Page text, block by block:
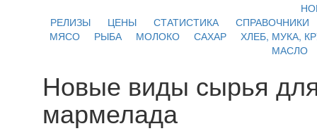
РЕЛИЗЫ
ЦЕНЫ СТАТИСТИКА
СПРАВОЧНИКИ
МЯСО
РЫБА МОЛОКО САХАР
ХЛЕБ, МУКА,
МАСЛО
Новые виды сырья
мармелада